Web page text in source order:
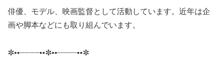
俳優、モデル、映画監督として活動しています。近年は企
画や脚本などにも取り組んでいます。
✼••┈┈┈┈••✼••┈┈┈┈••✼